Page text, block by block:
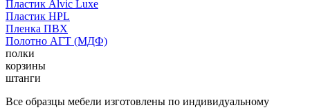
Пластик Alvic Luxe
Пластик HPL
Пленка ПВХ
Полотно АГТ (МДФ)
полки
корзины
штанги
Все образцы мебели изготовлены по индивидуальному